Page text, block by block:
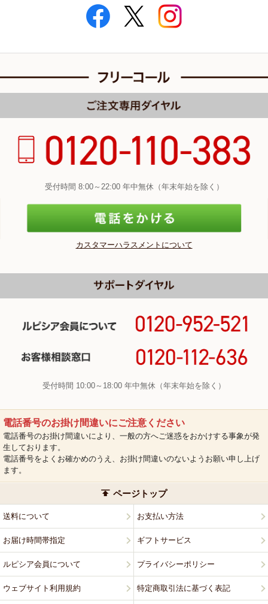
受付時間 8:00～22:00 年中無休（年末年始を除く）
カスタマーハラスメントについて
受付時間 10:00～18:00 年中無休（年末年始を除く）
電話番号のお掛け間違いにご注意ください
電話番号のお掛け間違いにより、一般の方へご迷惑をおかけする事象が発
生しております。
電話番号をよくお確かめのうえ、お掛け間違いのないようお願い申し上げ
ます。
ページトップ
送料について お支払い方法
お届け時間帯指定 ギフトサービス
ルピシア会員について プライバシーポリシー
ウェブサイト利用規約 特定商取引法に基づく表記